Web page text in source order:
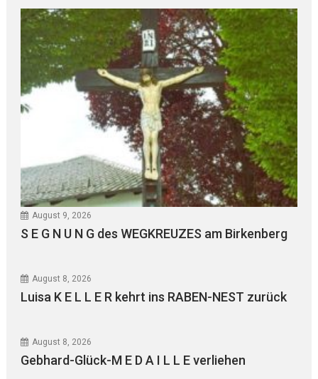
August 9, 2026
S E G N U N G des WEGKREUZES am Birkenberg
August 8, 2026
Luisa K E L L E R kehrt ins RABEN-NEST zurück
August 8, 2026
Gebhard-Glück-M E D A I L L E verliehen